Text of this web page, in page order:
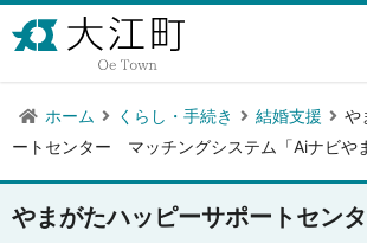
ホーム くらし・手続き 結婚支援
や
ートセンター マッチングシステム「Aiナビや
やまがたハッピーサポートセン